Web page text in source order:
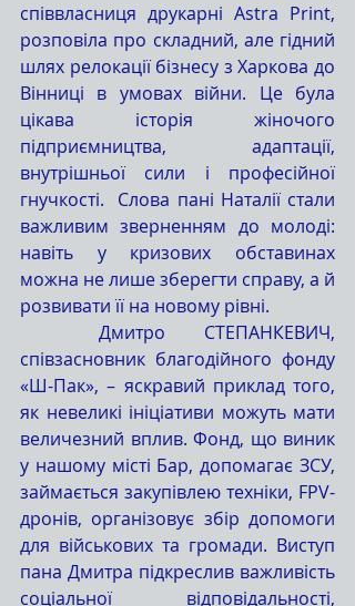
співвласниця друкарні Astra Print,
розповіла про складний, але гідний
шлях релокації бізнесу з Харкова до
Вінниці в умовах війни. Це була
цікава історія жіночого
підприємництва, адаптації,
внутрішньої сили і професійної
гнучкості.  Слова пані Наталії стали
важливим зверненням до молоді:
навіть у кризових обставинах
можна не лише зберегти справу, а й
розвивати її на новому рівні.
співзасновник благодійного фонду
«Ш-Пак», – яскравий приклад того,
як невеликі ініціативи можуть мати
величезний вплив. Фонд, що виник
у нашому місті Бар, допомагає ЗСУ,
займається закупівлею техніки, FPV-
дронів, організовує збір допомоги
для військових та громади. Виступ
пана Дмитра підкреслив важливість
соціальної відповідальності,